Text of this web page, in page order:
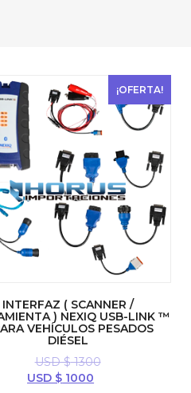
¡OFERTA!
INTERFAZ ( SCANNER /
) NEXIQ USB-LINK ™
VEHÍCULOS PESADOS
DIÉSEL
USD $1300
El
USD $ 1000